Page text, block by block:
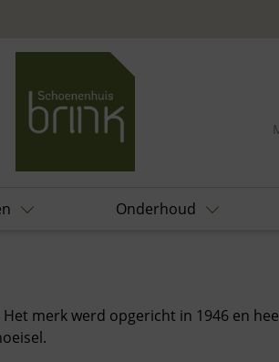
Onderhoud
merk werd opgericht in 1946 en